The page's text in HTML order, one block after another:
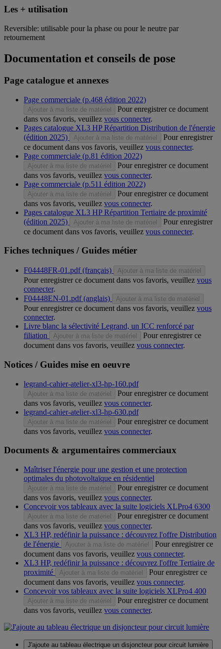
Les + utilisation
Reversible: utilisable pour la phase ou pour le neutre par
retournement
Documentation et conseils de pose
Page catalogue et annexes
Page commerciale (p.468 édition 2022)
Ajouter à ma liste de matériel
Pour enregistrer ce document
dans vos favoris, veuillez vous connecter.
Pages catalogue XL3 HP Répartition Distribution de l'énergie
(édition 2025)
Ajouter à ma liste de matériel
Pour enregistrer
ce document dans vos favoris, veuillez vous connecter.
Page commerciale (p.81 édition 2022)
Ajouter à ma liste de matériel
Pour enregistrer ce document
dans vos favoris, veuillez vous connecter.
Page commerciale (p.511 édition 2022)
Ajouter à ma liste de matériel
Pour enregistrer ce document
dans vos favoris, veuillez vous connecter.
Pages catalogue XL3 HP Répartition Tertiaire de proximité
(édition 2025)
Ajouter à ma liste de matériel
Pour enregistrer
ce document dans vos favoris, veuillez vous connecter.
Fiches techniques / Guides métier
F04448FR-01.pdf (français) Ajouter à ma liste de matériel
Pour enregistrer ce document dans vos favoris, veuillez vous
connecter.
F04448EN-01.pdf (anglais)
Ajouter à ma liste de matériel
Pour enregistrer ce document dans vos favoris, veuillez vous
connecter.
Livre blanc la sélectivité Legrand, un ICC renforcé par
filiation
Ajouter à ma liste de matériel
Pour enregistrer ce
document dans vos favoris, veuillez vous connecter.
Notices / Guides mise en oeuvre
legrand-cahier-atelier-xl3-hp-160.pdf
Ajouter à ma liste de matériel
Pour enregistrer ce document
dans vos favoris, veuillez vous connecter.
legrand-cahier-atelier-xl3-hp-630.pdf
Ajouter à ma liste de matériel
Pour enregistrer ce document
dans vos favoris, veuillez vous connecter.
Documents & argumentaires commerciaux
Maîtriser l'énergie pour une gestion et une protection
optimales du photovoltaïque en résidentiel
Ajouter à ma liste de matériel
Pour enregistrer ce document
dans vos favoris, veuillez vous connecter.
Concevoir vos tableaux avec la suite logiciels XLPro4 6300
Ajouter à ma liste de matériel
Pour enregistrer ce document
dans vos favoris, veuillez vous connecter.
XL3 HP, redéfinir la puissance : découvrez l'offre Distribution
de l'énergie
Ajouter à ma liste de matériel
Pour enregistrer ce
document dans vos favoris, veuillez vous connecter.
XL3 HP, redéfinir la puissance : découvrez l'offre Tertiaire de
proximité
Ajouter à ma liste de matériel
Pour enregistrer ce
document dans vos favoris, veuillez vous connecter.
Concevoir vos tableaux avec la suite logiciels XLPro4 400
Ajouter à ma liste de matériel
Pour enregistrer ce document
dans vos favoris, veuillez vous connecter.
J'ajoute au tableau électrique un disjoncteur pour circuit lumière